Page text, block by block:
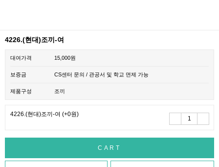
4226.(현대)조끼-여
대여가격 15,000원
보증금 CS센터 문의 / 관공서 및 학교 면제 가능
제품구성 조끼
4226.(현대)조끼-여 (+0원)